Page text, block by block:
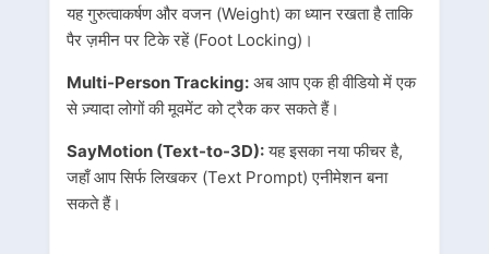
यह गुरुत्वाकर्षण और वजन (Weight) का ध्यान रखता है ताकि
पैर ज़मीन पर टिके रहें (Foot Locking)।
Multi-Person Tracking: अब आप एक ही वीडियो में एक
से ज़्यादा लोगों की मूवमेंट को ट्रैक कर सकते हैं।
SayMotion (Text-to-3D):यह इसका नया फीचर है,
जहाँ आप सिर्फ लिखकर (Text Prompt) एनीमेशन बना
सकते हैं।